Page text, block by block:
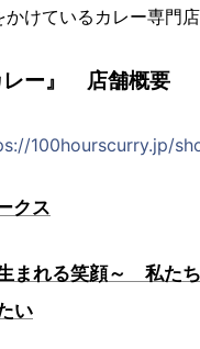
けているカレー専門店
レー』 店舗概要
100hourscurry.jp/
クス
まれる笑顔～ 私た
い